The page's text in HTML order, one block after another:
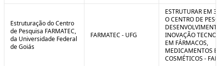
Estruturação do Centro
de Pesquisa FARMATEC,
da Universidade Federal
de Goiás
FARMATEC - UFG
ESTRUTURAR EM
O CENTRO DE
INOVAÇÃO
EM FÁRMACOS,
MEDICAMENTOS E
COSMÉTICOS -